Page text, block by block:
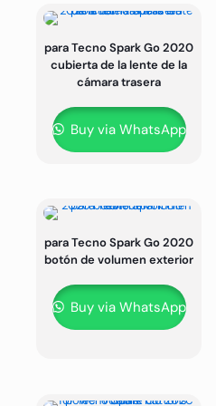
para Tecno Spark Go 2020
cubierta de la lente de la
cámara trasera
Buy via WhatsApp
para Tecno Spark Go 2020
botón de volumen exterior
Buy via WhatsApp